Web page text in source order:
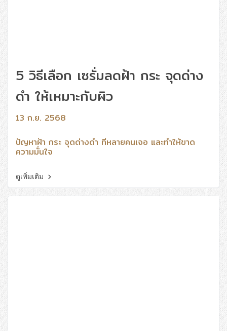
5 วิธีเลือก เซรั่มลดฝ้า กระ จุดด่าง
ดำ ให้เหมาะกับผิว
13 ก.ย. 2568
ปัญหาฝ้า กระ จุดด่างดำ ที่หลายคนเจอ และทำให้ขาด
ความมั่นใจ
ดูเพิ่มเติม